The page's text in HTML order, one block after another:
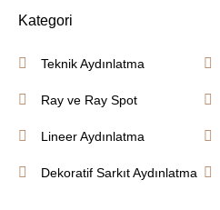
Kategori
Teknik Aydınlatma
Ray ve Ray Spot
Lineer Aydınlatma
Dekoratif Sarkıt Aydınlatma